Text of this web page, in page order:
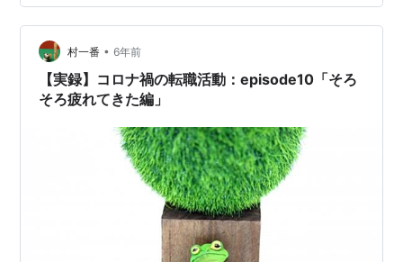
で見直す」ボタンがあるのですが、 今回、結構、ボタン
を押した回数が多かったです。前回は、できたと思って
いましたが、受からず、 今回は、できてないと思って、
結果を見ると 大体同じ点数。。どういうことなのか分か
りません。^^ちょっと、勉強の仕方を…
村一番 • 6年前
【実録】コロナ禍の転職活動：episode10「そろ
そろ疲れてきた編」